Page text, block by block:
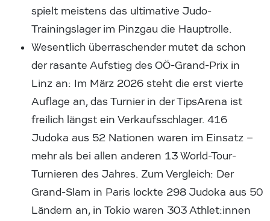
spielt meistens das ultimative Judo-
Trainingslager im Pinzgau die Hauptrolle.
Wesentlich überraschender mutet da schon
der rasante Aufstieg des OÖ-Grand-Prix in
Linz an: Im März 2026 steht die erst vierte
Auflage an, das Turnier in der TipsArena ist
freilich längst ein Verkaufsschlager. 416
Judoka aus 52 Nationen waren im Einsatz –
mehr als bei allen anderen 13 World-Tour-
Turnieren des Jahres. Zum Vergleich: Der
Grand-Slam in Paris lockte 298 Judoka aus 50
Ländern an, in Tokio waren 303 Athlet:innen